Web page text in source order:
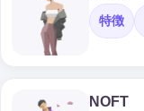
特徴
NOFT